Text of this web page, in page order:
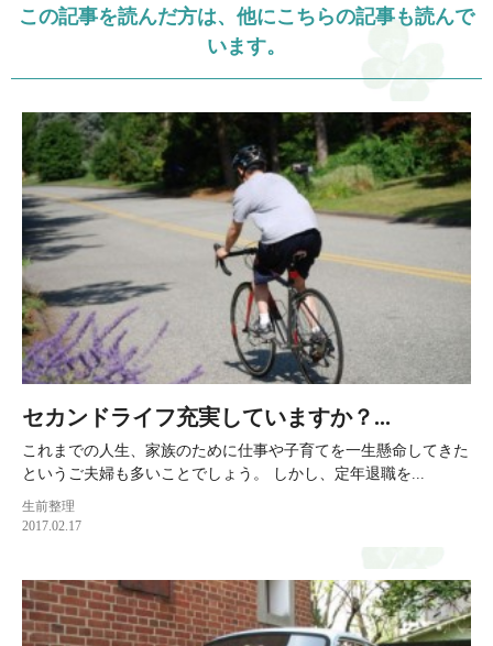
この記事を読んだ方は、他にこちらの記事も読んで
います。
セカンドライフ充実していますか？...
これまでの人生、家族のために仕事や子育てを一生懸命してきた
というご夫婦も多いことでしょう。 しかし、定年退職を...
生前整理
2017.02.17